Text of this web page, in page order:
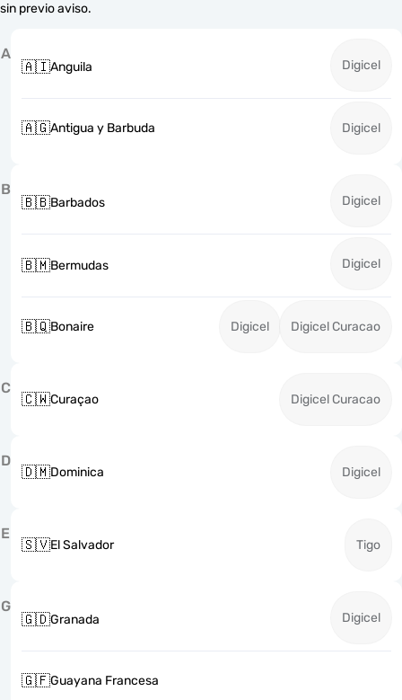
sin previo aviso.
A
🇦🇮Anguila Digicel
🇦🇬Antigua y Barbuda Digicel
B
🇧🇧Barbados Digicel
🇧🇲Bermudas Digicel
🇧🇶Bonaire Digicel Digicel Curacao
C
🇨🇼Curaçao Digicel Curacao
D
🇩🇲Dominica Digicel
E
🇸🇻El Salvador Tigo
G
🇬🇩Granada Digicel
🇬🇫Guayana Francesa